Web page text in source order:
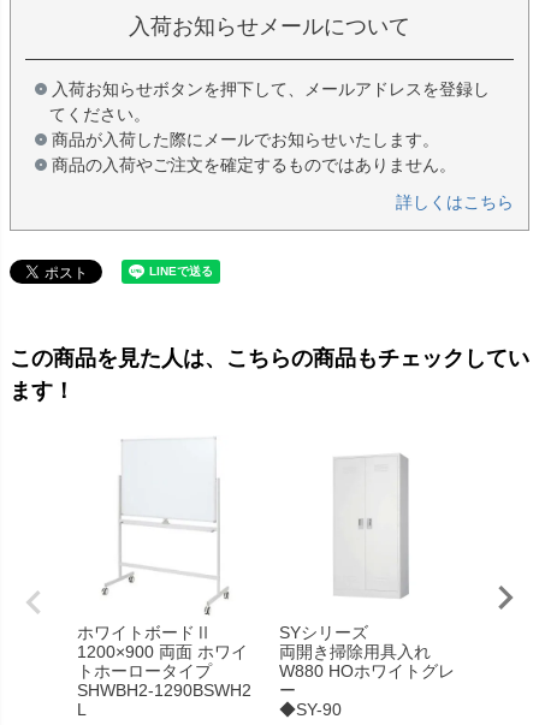
入荷お知らせメールについて
入荷お知らせボタンを押下して、メールアドレスを登録し
てください。
商品が入荷した際にメールでお知らせいたします。
商品の入荷やご注文を確定するものではありません。
詳しくはこちら
この商品を見た人は、こちらの商品もチェックしてい
ます！
ホワイトボードⅡ
1200×900 両面 ホワイ
トホーロータイプ
SHWBH2-1290BSWH2
L
SYシリーズ
両開き掃除用具入れ
W880 HOホワイトグレ
ー
◆SY-90